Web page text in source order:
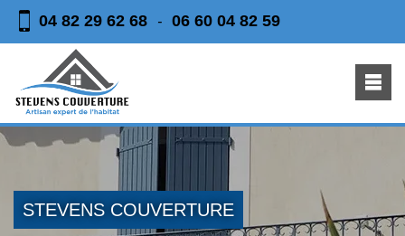
04 82 29 62 68 - 06 60 04 82 59
STEVENS COUVERTURE